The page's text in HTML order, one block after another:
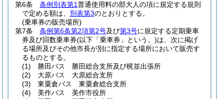
第6条
条例別表第1普通使用料の部大人の項に規定する規則
で定める額は、 別表第3のとおりとする。
(乗車券の販売場所)
第7条
条例第6条第2項第2号及び第3号に規定する定期乗車
券及び回数乗車券(以下「乗車券」という。)は、次に掲げ
る場所及びその他市長が別に指定する場所において販売す
るものとする。
(1)
勝田バス 勝田総合支所及び梶並出張所
(2)
大原バス 大原総合支所
(3)
東粟倉バス 東粟倉総合支所
(4)
美作バス 美作市役所